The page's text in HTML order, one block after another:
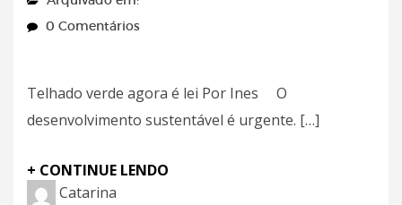
0 Comentários
Telhado verde agora é lei Por Ines O
desenvolvimento sustentável é urgente. […]
+ CONTINUE LENDO
Catarina